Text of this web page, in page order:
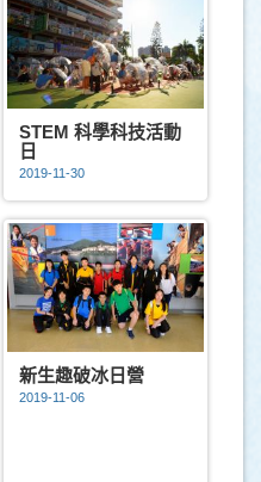
STEM 科學科技活動
日
2019-11-30
新生趣破冰日營
2019-11-06